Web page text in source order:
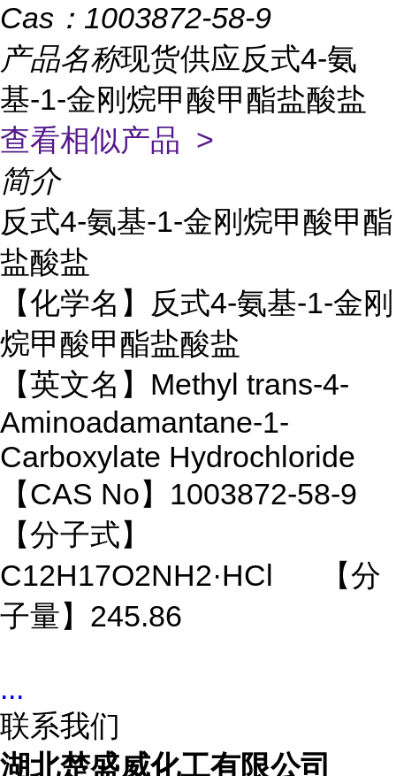
Cas： 1003872-58-9
产品名称现货供应反式4-氨
基-1-金刚烷甲酸甲酯盐酸盐
查看相似产品 >
简介
反式4-氨基-1-金刚烷甲酸甲酯
盐酸盐
【化学名】反式4-氨基-1-金刚
烷甲酸甲酯盐酸盐
【英文名】Methyl trans-4-
Aminoadamantane-1-
Carboxylate Hydrochloride
【CAS No】1003872-58-9
【分子式】
C12H17O2NH2·HCl 【分
子量】245.86
...
联系我们
湖北楚盛威化工有限公司